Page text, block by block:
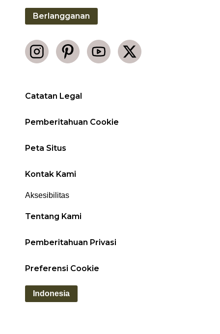
Catatan Legal
Pemberitahuan Cookie
Peta Situs
Kontak Kami
Aksesibilitas
Tentang Kami
Pemberitahuan Privasi
Preferensi Cookie
Berlangganan
Indonesia